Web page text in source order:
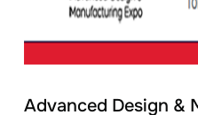
Advanced Design &